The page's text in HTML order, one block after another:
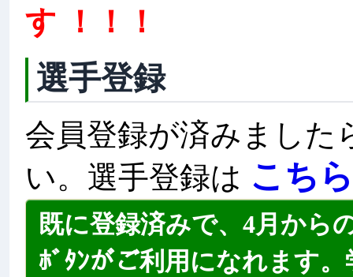
す ！！！
選手登録
会員登録が済みました
い。選手登録は こち
既に登録済みで、4月から
ﾎﾞﾀﾝがご利用になれます